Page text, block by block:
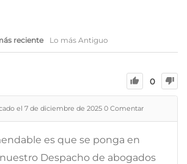
reciente Lo más Antiguo
0
el 7 de diciembre de 2025 0 Comentar
es que se ponga en
Despacho de abogados